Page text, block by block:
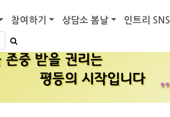
참여하기 상담소 봄날 인트리 SNS